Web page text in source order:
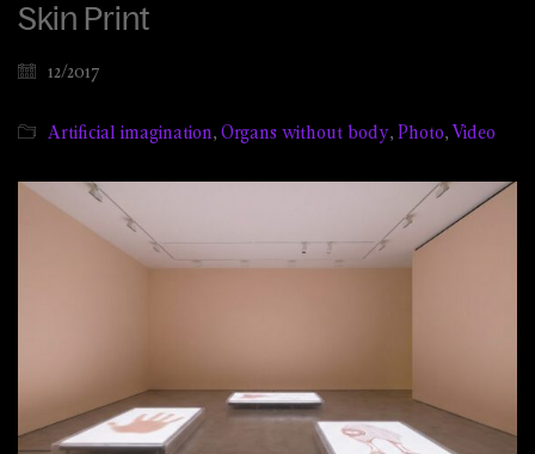
Skin Print
12/2017
Artificial imagination, Organs without body, Photo,Video